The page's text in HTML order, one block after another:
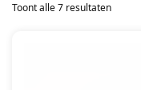
Toont alle 7 resultaten